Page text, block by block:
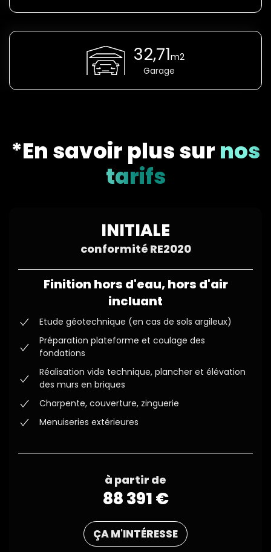
32,71m2
Garage
*En savoir plus sur nos
tarifs
INITIALE
conformité RE2020
Finition hors d'eau, hors d'air
incluant
Etude géotechnique (en cas de sols argileux)
Préparation plateforme et coulage des
fondations
Réalisation vide technique, plancher et élévation
des murs en briques
Charpente, couverture, zinguerie
Menuiseries extérieures
à partir de
88 391 €
ÇA M'INTÉRESSE